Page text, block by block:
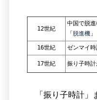
12世紀
中国で脱
「 脱進機」
16世紀 ゼンマイ
17世紀 振り子時
「振り子時計」